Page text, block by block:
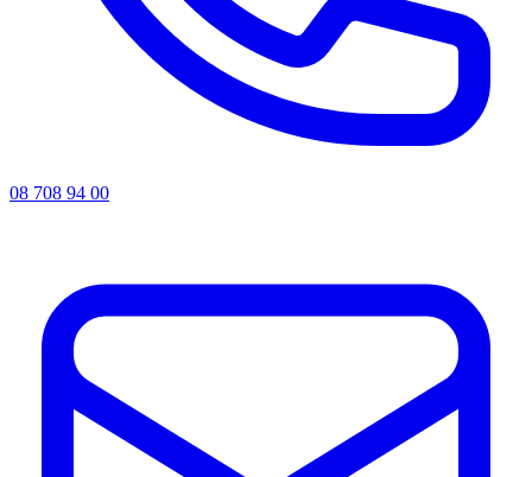
08 708 94 00